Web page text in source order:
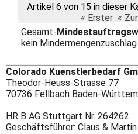
Artikel 6 von 15 in dieser
« Erster «
Gesamt-
kein Mindermengenzuschlag
Colorado Kuenstlerbedarf
Theodor-Heuss-Strasse 77
70736 Fellbach Baden-
HR B AG Stuttgart Nr. 264262
Geschäftsführer: Claus &